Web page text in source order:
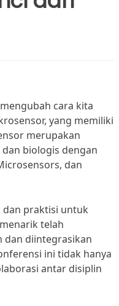
cara kita
yang memiliki
merupakan
biologis dengan
dan
dan praktisi untuk
telah
dan diintegrasikan
ini tidak hanya
antar disiplin